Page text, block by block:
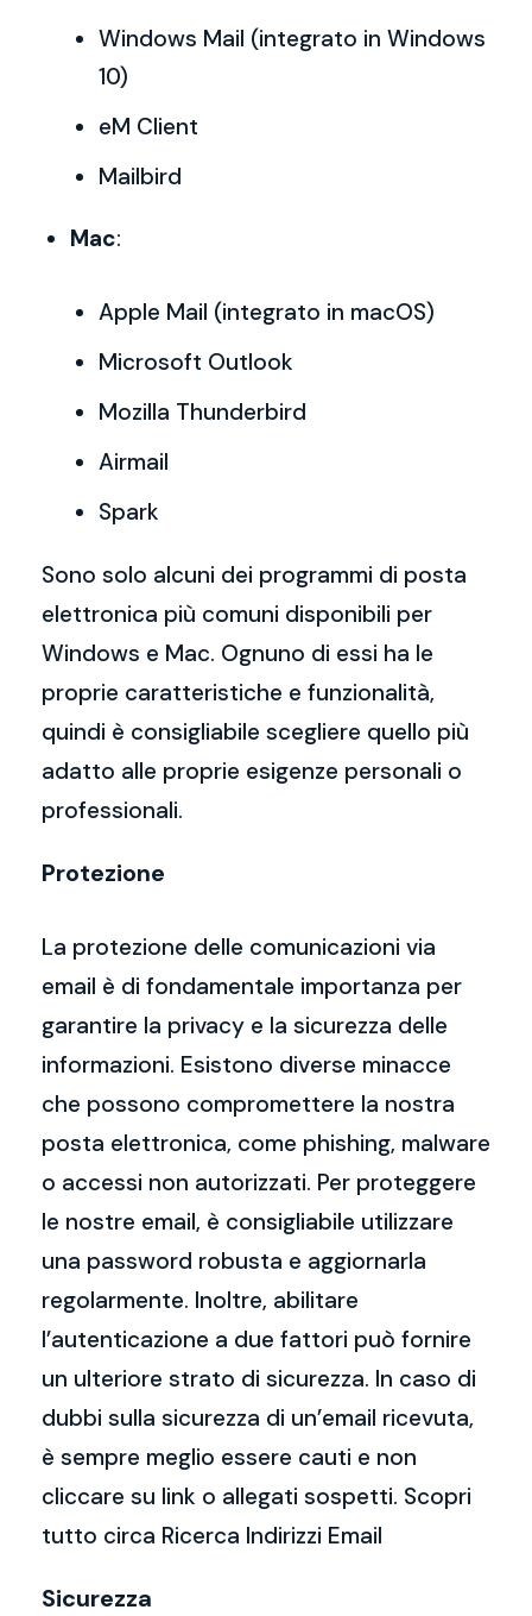
Windows Mail (integrato in Windows
10)
eM Client
Mailbird
Mac:
Apple Mail (integrato in macOS)
Microsoft Outlook
Mozilla Thunderbird
Airmail
Spark
Sono solo alcuni dei programmi di posta
elettronica più comuni disponibili per
Windows e Mac. Ognuno di essi ha le
proprie caratteristiche e funzionalità,
quindi è consigliabile scegliere quello più
adatto alle proprie esigenze personali o
professionali.
Protezione
La protezione delle comunicazioni via
email è di fondamentale importanza per
garantire la privacy e la sicurezza delle
informazioni. Esistono diverse minacce
che possono compromettere la nostra
posta elettronica, come phishing, malware
o accessi non autorizzati. Per proteggere
le nostre email, è consigliabile utilizzare
una password robusta e aggiornarla
regolarmente. Inoltre, abilitare
l’autenticazione a due fattori può fornire
un ulteriore strato di sicurezza. In caso di
dubbi sulla sicurezza di un’email ricevuta,
è sempre meglio essere cauti e non
cliccare su link o allegati sospetti. Scopri
tutto circa Ricerca Indirizzi Email
Sicurezza